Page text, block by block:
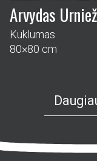
Arvydas
Kuklumas
80×80 cm